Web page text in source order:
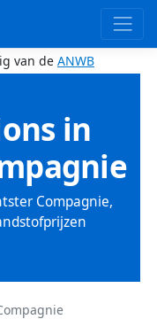
van de ANWB
in
Compagnie,